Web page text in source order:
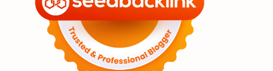
Premium Komet
Penelitian